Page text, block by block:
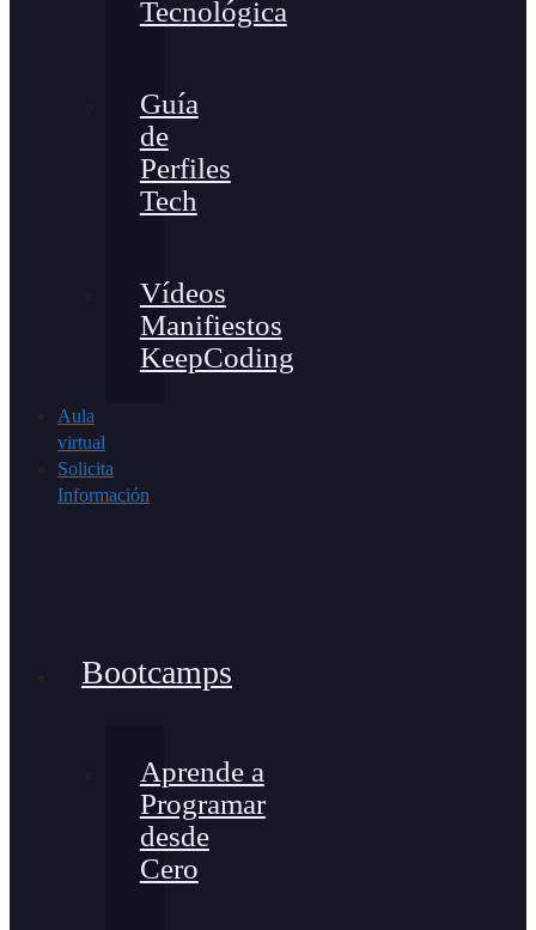
Tecnológica
Guía
de
Perfiles
Tech
Vídeos
Manifiestos
KeepCoding
Aula
virtual
Solicita
Información
Bootcamps
Aprende a
Programar
desde
Cero